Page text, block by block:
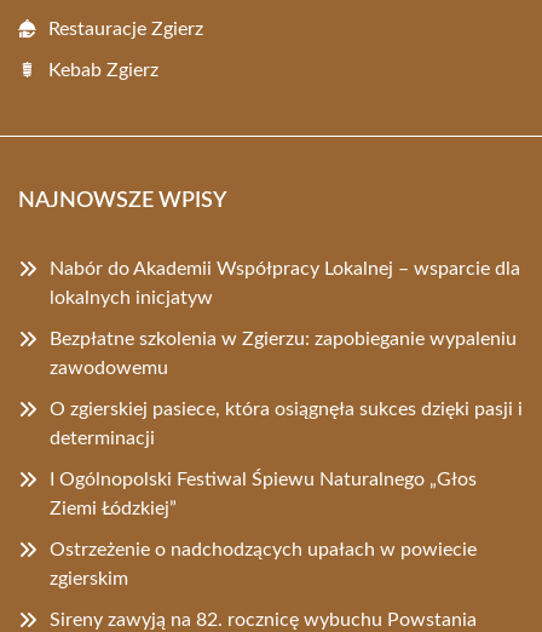
Restauracje Zgierz
Kebab Zgierz
NAJNOWSZE WPISY
Nabór do Akademii Współpracy Lokalnej – wsparcie dla
lokalnych inicjatyw
Bezpłatne szkolenia w Zgierzu: zapobieganie wypaleniu
zawodowemu
O zgierskiej pasiece, która osiągnęła sukces dzięki pasji i
determinacji
I Ogólnopolski Festiwal Śpiewu Naturalnego „Głos
Ziemi Łódzkiej”
Ostrzeżenie o nadchodzących upałach w powiecie
zgierskim
Sireny zawyją na 82. rocznicę wybuchu Powstania